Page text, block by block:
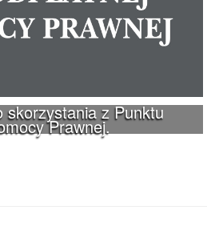
skorzystania z Punktu
Prawnej.